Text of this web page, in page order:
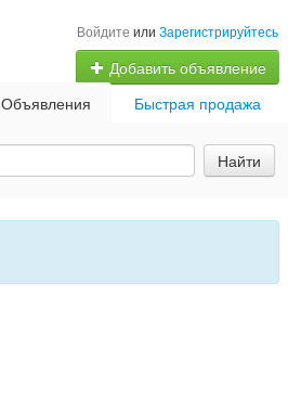
Войдите или Зарегистрируйтесь
Добавить объявление
Быстрая продажа
Объявления
Найти